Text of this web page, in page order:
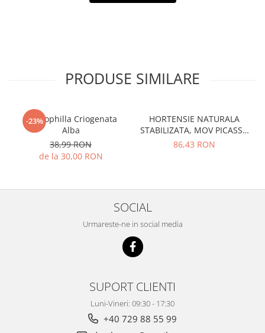
PRODUSE SIMILARE
-23%
Gypsophilla Criogenata
Alba
38,99 RON
de la 30,00 RON
HORTENSIE NATURALA
STABILIZATA, MOV PICASSO
CU FLORI MICI
86,43 RON
SOCIAL
Urmareste-ne in social media
SUPORT CLIENTI
Luni-Vineri: 09:30 - 17:30
+40 729 88 55 99